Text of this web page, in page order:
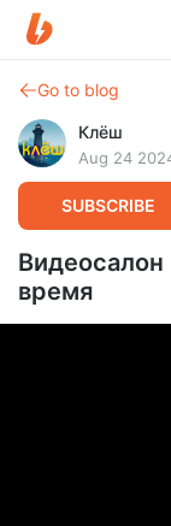
Go to blog
Клёш
Aug 24
SUBSCRIBE
время